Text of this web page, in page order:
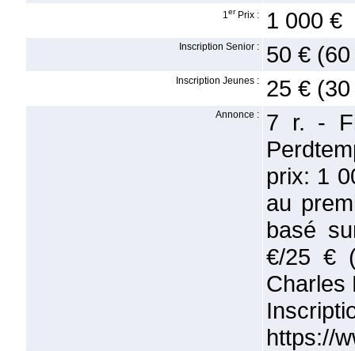
1er Prix : 1 000 €
Inscription Senior : 50 €
Inscription Jeunes : 25 €
Annonce :
7 r. -
prix: 1
au
basé
€/25 €
Charles
https://